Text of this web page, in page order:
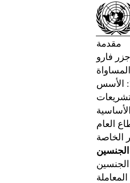
مقدمة
فارو
العام